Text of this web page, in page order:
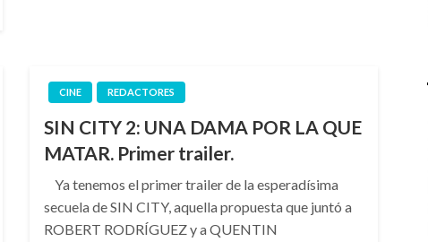
CINE REDACTORES
SIN CITY 2: UNA DAMA POR LA QUE
MATAR. Primer trailer.
Ya tenemos el primer trailer de la esperadísima
secuela de SIN CITY, aquella propuesta que juntó a
ROBERT RODRÍGUEZ y a QUENTIN